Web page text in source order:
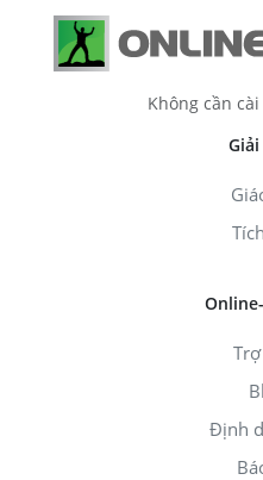
Không cần
Định